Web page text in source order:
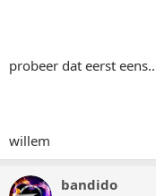
probeer dat eerst eens..
willem
bandido